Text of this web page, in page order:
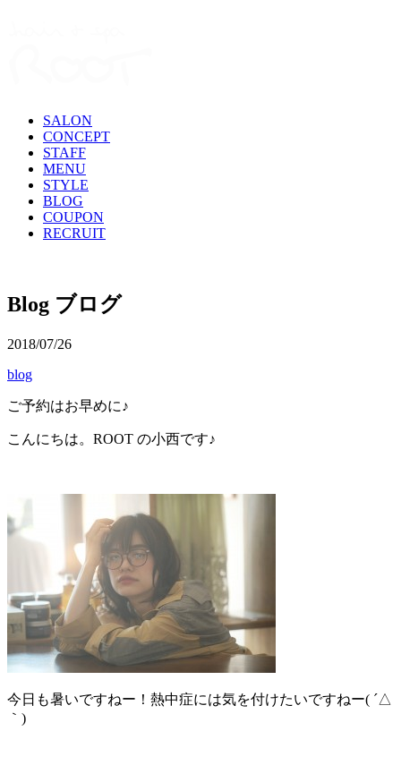
SALON
CONCEPT
STAFF
MENU
STYLE
BLOG
COUPON
RECRUIT
Blog ブログ
2018/07/26
blog
ご予約はお早めに♪
こんにちは。ROOT の小西です♪
今日も暑いですねー！熱中症には気を付けたいですねー( ´△
｀)